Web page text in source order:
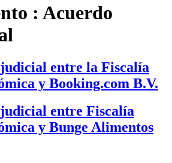
: Acuerdo
entre la Fiscalía
y Booking.com B.V.
entre Fiscalía
y Bunge Alimentos